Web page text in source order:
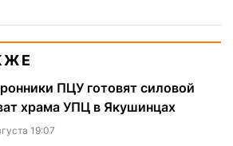
ПЦУ готовят силовой
храма УПЦ в Якушинцах
19:07